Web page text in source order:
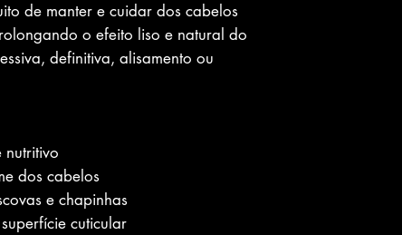
de manter e cuidar dos cabelos
o efeito liso e natural do
definitiva, alisamento ou
nutritivo
dos cabelos
e chapinhas
cuticular